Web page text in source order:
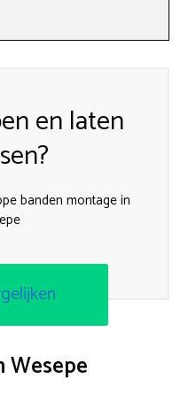
en laten
banden montage in
Wesepe